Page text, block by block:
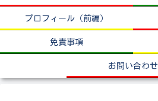
プロフィール（前編）
免責事項
お問い合わせ